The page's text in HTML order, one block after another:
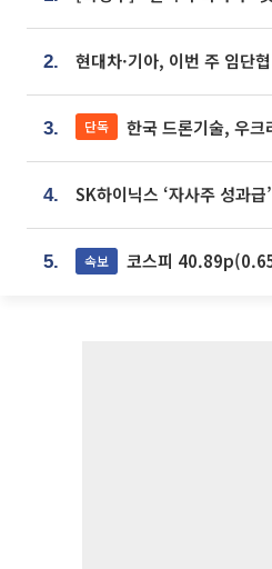
2.
3. 단독 한국 드론기술, 우크라 전장서
4.
5. 속보 코스피